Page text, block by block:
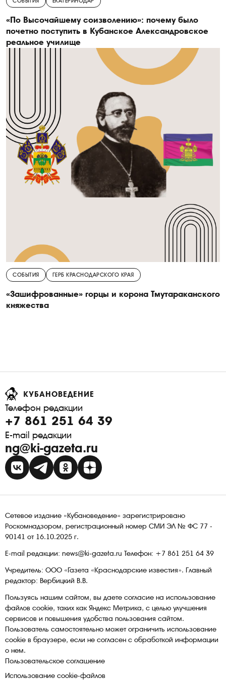
«По Высочайшему соизволению»: почему было
почетно поступить в Кубанское Александровское
реальное училище
СОБЫТИЯ ГЕРБ КРАСНОДАРСКОГО КРАЯ
«Зашифрованные» горцы и корона Тмутараканского
княжества
КУБАНОВЕДЕНИЕ
Телефон редакции
+7 861 251 64 39
E-mail редакции
ng@ki-gazeta.ru
Пользовательское соглашение
Использование cookie-файлов
Сетевое издание «Кубановедение» зарегистрировано
Роскомнадзором, регистрационный номер СМИ ЭЛ № ФС 77 -
90141 от 16.10.2025 г.
E-mail редакции: news@ki-gazeta.ru Телефон: +7 861 251 64 39
Учредитель: ООО «Газета «Краснодарские известия». Главный
редактор: Вербицкий В.В.
Пользуясь нашим сайтом, вы даете согласие на использование
файлов сооkіе, таких как Яндекс Метрика, с целью улучшения
сервисов и повышения удобства пользования сайтом.
Пользователь самостоятельно может ограничить использование
сооkіе в браузере, если не согласен с обработкой информации
о нем.